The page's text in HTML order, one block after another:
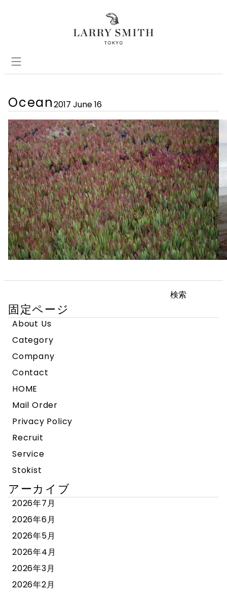
Ocean2017 June 16
索:
固定ページ
About Us
Category
Company
Contact
HOME
Mail Order
Privacy Policy
Recruit
Service
Stokist
アーカイブ
2026年7月
2026年6月
2026年5月
2026年4月
2026年3月
2026年2月